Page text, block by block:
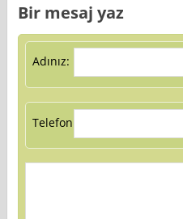
Bir mesaj yaz
Adınız:
Telefon: